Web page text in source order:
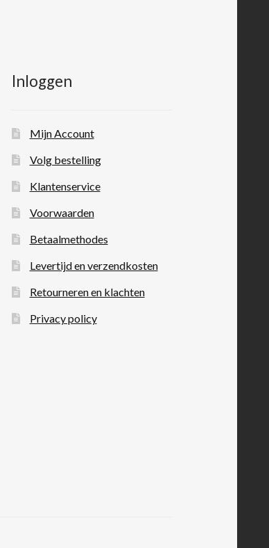
Inloggen
Mijn Account
Volg bestelling
Klantenservice
Voorwaarden
Betaalmethodes
Levertijd en verzendkosten
Retourneren en klachten
Privacy policy